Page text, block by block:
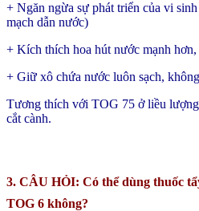
+ Ngăn ngừa sự phát triển của vi
mạch dẫn nước)
+ Kích thích hoa hút nước mạnh
+ Giữ xô chứa nước luôn sạch,
Tương thích với TOG 75 ở liều
cắt cành.
3. CÂU HỎI: Có thể dùng thuốc
TOG 6 không?